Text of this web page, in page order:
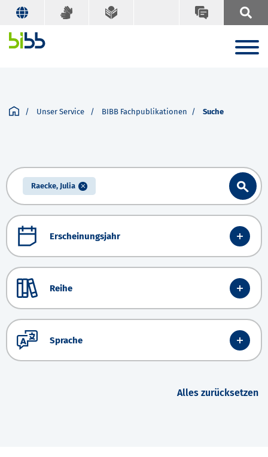
Unser Service BIBB Fachpublikationen Suche
Raecke, Julia
Erscheinungsjahr
Reihe
Sprache
Alles zurücksetzen